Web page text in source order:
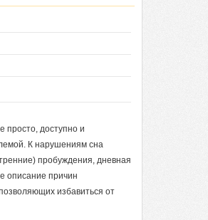
просто, доступно и
К нарушениям сна
пробуждения, дневная
описание причин
избавиться от